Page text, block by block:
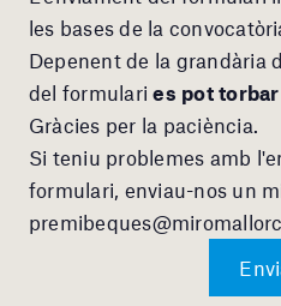
les bases de la
Depenent de la grandària
del formularies pot
Gràcies per la paciència.
Si teniu problemes amb
formulari, enviau-nos un